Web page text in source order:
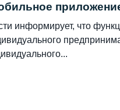
информирует, что